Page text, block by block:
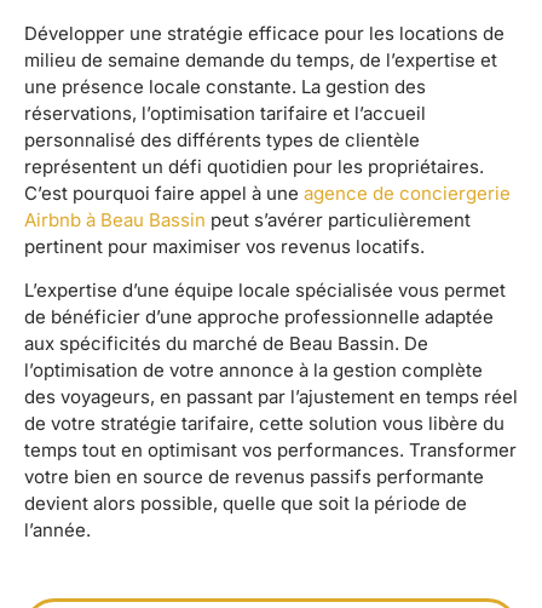
Développer une stratégie efficace pour les locations de
milieu de semaine demande du temps, de l’expertise et
une présence locale constante. La gestion des
réservations, l’optimisation tarifaire et l’accueil
personnalisé des différents types de clientèle
représentent un défi quotidien pour les propriétaires.
C’est pourquoi faire appel à une agence de conciergerie
Airbnb à Beau Bassin peut s’avérer particulièrement
pertinent pour maximiser vos revenus locatifs.
L’expertise d’une équipe locale spécialisée vous permet
de bénéficier d’une approche professionnelle adaptée
aux spécificités du marché de Beau Bassin. De
l’optimisation de votre annonce à la gestion complète
des voyageurs, en passant par l’ajustement en temps réel
de votre stratégie tarifaire, cette solution vous libère du
temps tout en optimisant vos performances. Transformer
votre bien en source de revenus passifs performante
devient alors possible, quelle que soit la période de
l’année.